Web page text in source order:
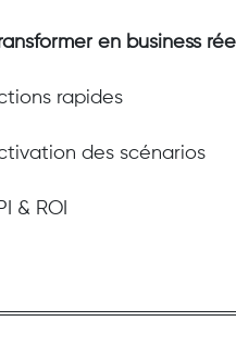
en business réel
rapides
des scénarios
& ROI